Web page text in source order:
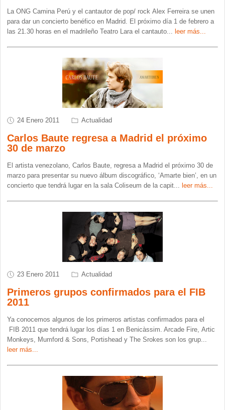
La ONG Camina Perú y el cantautor de pop/ rock Alex Ferreira se unen
para dar un concierto benéfico en Madrid. El próximo día 1 de febrero a
las 21.30 horas en el madrileño Teatro Lara el cantauto
leer más...
24 Enero 2011 Actualidad
Carlos Baute regresa a Madrid el próximo
30 de marzo
El artista venezolano, Carlos Baute, regresa a Madrid el próximo 30 de
marzo para presentar su nuevo álbum discográfico, ‘Amarte bien’, en un
concierto que tendrá lugar en la sala Coliseum de la capit
leer más...
23 Enero 2011 Actualidad
Primeros grupos confirmados para el FIB
2011
Ya conocemos algunos de los primeros artistas confirmados para el
FIB 2011 que tendrá lugar los días 1 en Benicàssim. Arcade Fire, Artic
Monkeys, Mumford & Sons, Portishead y The Srokes son los grup
leer más...